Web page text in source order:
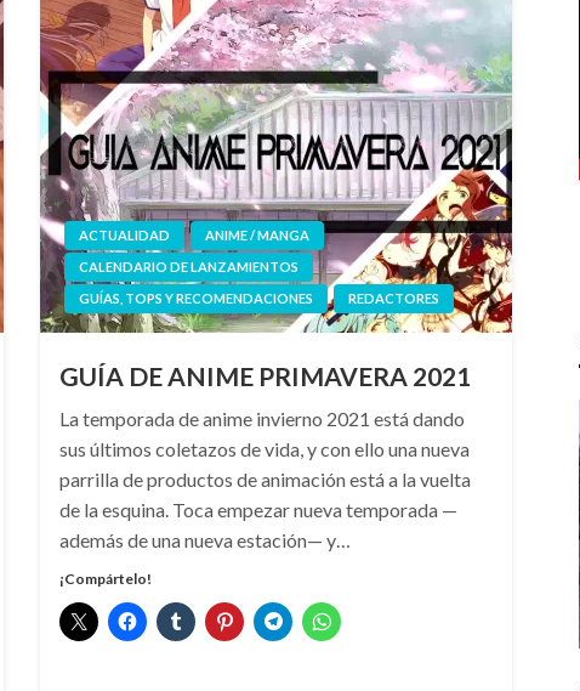
ACTUALIDAD
ANIME / MANGA
CALENDARIO DE LANZAMIENTOS
GUÍAS, TOPS Y RECOMENDACIONES
REDACTORES
GUÍA DE ANIME PRIMAVERA 2021
La temporada de anime invierno 2021 está dando
sus últimos coletazos de vida, y con ello una nueva
parrilla de productos de animación está a la vuelta
de la esquina. Toca empezar nueva temporada —
además de una nueva estación— y…
¡Compártelo!